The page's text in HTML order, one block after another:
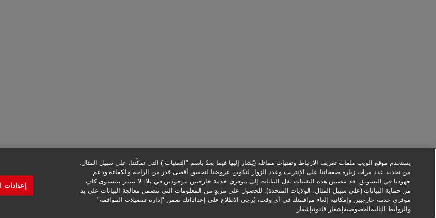
يستخدم موقع الويب ملفات تعريف الارتباط وتقنيات مماثلة (يُشار إليها فيما بعدُ باسم "التقنيات") التي تمكِّننا، على سبيل المثال،
من تحديد عدد مرات زيارة صفحاتنا على الإنترنت وعدد الزوار لتكوين عروضنا لتحقيق أقصى قدر من الراحة والكفاءة ودعم
جهودنا في التسويق. قد تتضمن هذه التقنيات نقل البيانات إلى موفري خدمة خارجيين موجودين في بلاد لا تتميز بمستوى كافٍ
من حماية البيانات (على سبيل المثال، الولايات المتحدة). للحصول على مزيدٍ من المعلومات التي تتضمن معالجة البيانات على يد
موفري خدمة خارجيين وإمكانية إلغاء موافقتك في أي وقت، يُرجى الاطلاع على إعداداتك ضمن "إدارة تفضيلات الموافقة"
والروابط التالية الخصوصيةإشعار قانونيإشعار
إعدادات